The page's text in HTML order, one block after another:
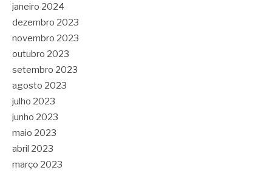
janeiro 2024
dezembro 2023
novembro 2023
outubro 2023
setembro 2023
agosto 2023
julho 2023
junho 2023
maio 2023
abril 2023
março 2023